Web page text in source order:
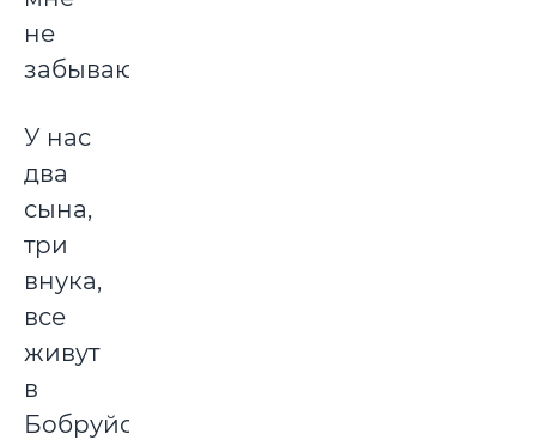
не
забывают.
У нас
два
сына,
три
внука,
все
живут
в
Бобруйске.